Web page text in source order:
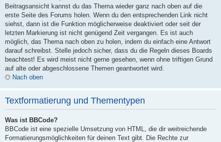
Beitragsansicht kannst du das Thema wieder ganz nach oben auf die
erste Seite des Forums holen. Wenn du den entsprechenden Link nicht
siehst, dann ist die Funktion möglicherweise deaktiviert oder seit der
letzten Markierung ist nicht genügend Zeit vergangen. Es ist auch
möglich, das Thema nach oben zu holen, indem du einfach eine Antwort
darauf schreibst. Stelle jedoch sicher, dass du die Regeln dieses Boards
beachtest! Es wird meist nicht gerne gesehen, wenn ohne triftigen Grund
auf alte oder abgeschlossene Themen geantwortet wird.
Nach oben
Textformatierung und Thementypen
Was ist BBCode?
BBCode ist eine spezielle Umsetzung von HTML, die dir weitreichende
Formatierungsmöglichkeiten für deinen Text gibt. Die Rechte zur